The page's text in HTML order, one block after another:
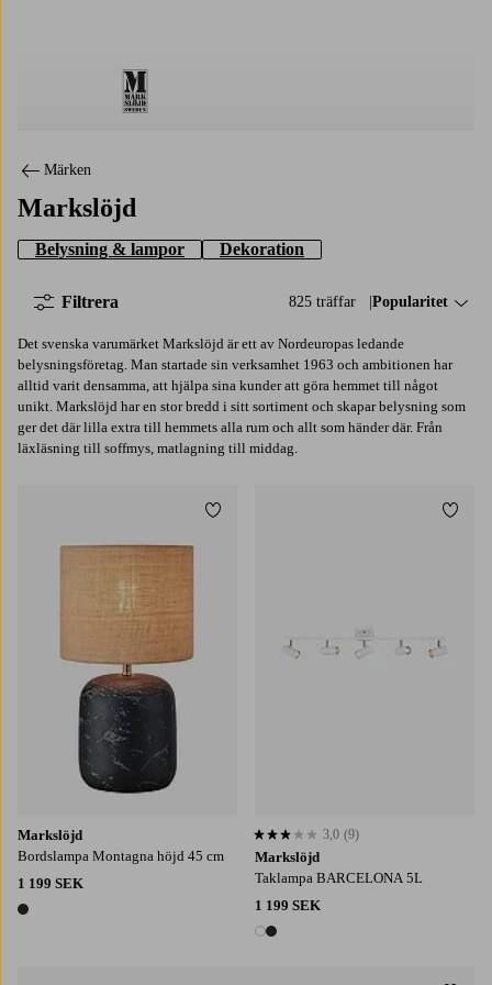
Märken
Markslöjd
Belysning & lampor Dekoration
825 träffar Sortera på:
Popularitet
Filtrera
Det svenska varumärket Markslöjd är ett av Nordeuropas ledande
belysningsföretag. Man startade sin verksamhet 1963 och ambitionen har
alltid varit densamma, att hjälpa sina kunder att göra hemmet till något
unikt. Markslöjd har en stor bredd i sitt sortiment och skapar belysning som
ger det där lilla extra till hemmets alla rum och allt som händer där. Från
läxläsning till soffmys, matlagning till middag.
Markslöjd
Bordslampa Montagna höjd 45 cm
1 199 SEK
1 färg
Lägg till i favoriter
Markslöjd
Taklampa BARCELONA 5L
1 199 SEK
2 färger
3,0 baserat på 9 st betyg
3,0 (9)